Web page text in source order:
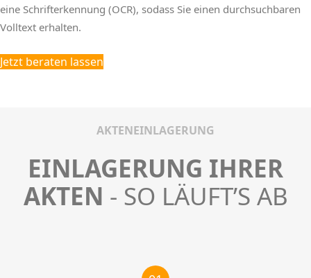
eine Schrifterkennung (OCR), sodass Sie einen durchsuchbaren
Volltext erhalten.
Jetzt beraten lassen
AKTENEINLAGERUNG
EINLAGERUNG IHRER
AKTEN - SO LÄUFT’S AB